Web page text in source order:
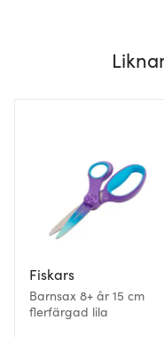
Fiskars
Barnsax 8+ år 15 cm
flerfärgad lila